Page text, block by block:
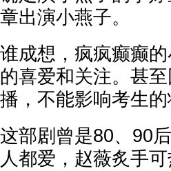
章出演小燕子。
谁成想，疯疯癫癫
的喜爱和关注。甚
播，不能影响考生的
这部剧曾是80、90
人都爱，赵薇炙手可